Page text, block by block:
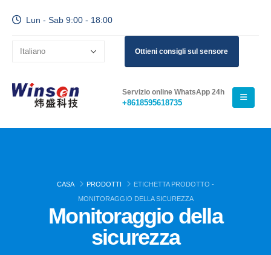
Lun - Sab 9:00 - 18:00
Ottieni consigli sul sensore
Servizio online WhatsApp 24h
+8618595618735
CASA PRODOTTI
ETICHETTA PRODOTTO -
MONITORAGGIO DELLA SICUREZZA
Monitoraggio della
sicurezza